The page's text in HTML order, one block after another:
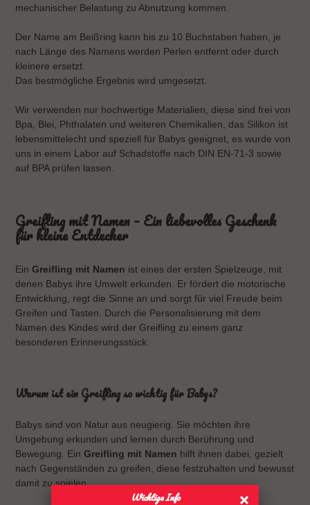
mechanischer Belastung zu Abnutzung kommen.
Der Name am Beißring kann bis zu 10 Buchstaben haben, je
nach Länge des Namens werden Perlen entfernt oder durch
kleinere ersetzt.
Das bestmögliche Ergebnis wird umgesetzt.
Wir verwenden nur hochwertige Materialien, diese sind frei von
Bpa, Blei, Phthalaten und weiteren Chemikalien, das Silikon ist
lebensmittelecht und speziell für Babys geeignet, es wurde von
uns in einem Labor auf Schadstoffe nach DIN EN-71-3 sowie
auf BPA prüfen lassen.
Greifling mit Namen – Ein liebevolles Geschenk
für kleine Entdecker
Ein Greifling mit Namen ist eines der ersten Spielzeuge, mit
denen Babys ihre Umwelt erkunden. Er fördert die motorische
Entwicklung, regt die Sinne an und sorgt für viel Freude beim
Greifen und Tasten. Durch die Personalisierung mit dem
Namen des Kindes wird der Greifling zu einem ganz
besonderen Erinnerungsstück.
Warum ist ein Greifling so wichtig für Babys?
Babys sind von Natur aus neugierig. Sie möchten ihre
Umgebung erkunden und lernen durch Berührung und
Bewegung. Ein Greifling mit Namen hilft ihnen dabei, gezielt
nach Gegenständen zu greifen, diese festzuhalten und bewusst
damit zu spielen.
Wichtige Info